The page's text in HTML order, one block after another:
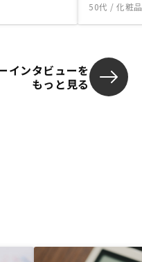
50代 / 化粧
インタビューを
もっと見る